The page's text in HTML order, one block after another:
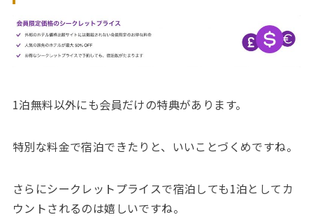
1泊無料以外にも会員だけの特典があります。
特別な料金で宿泊できたりと、いいことづくめですね。
さらにシークレットプライスで宿泊しても1泊としてカ
ウントされるのは嬉しいですね。